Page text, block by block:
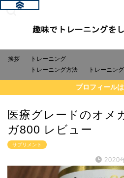
挨拶
トレーニング
トレーニング方法
トレーニン
プロフィール
医療グレードのオメ
ガ800 レビュー
サプリメント
2020